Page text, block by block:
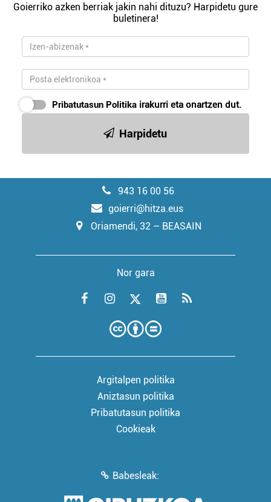
Goierriko azken berriak jakin nahi dituzu? Harpidetu gure
buletinera!
Pribatutasun Politika irakurri eta onartzen dut.
Harpidetu
943 16 00 56
goierri@hitza.eus
Oriamendi, 32 – BEASAIN
Nor gara
Argitalpen politika
Aniztasun politika
Pribatutasun politika
Cookieak
Babesleak: